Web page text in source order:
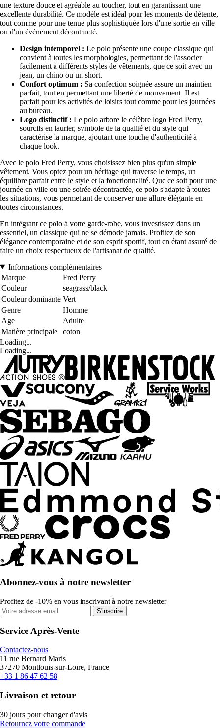
une texture douce et agréable au toucher, tout en garantissant une
excellente durabilité. Ce modèle est idéal pour les moments de détente,
tout comme pour une tenue plus sophistiquée lors d'une sortie en ville
ou d'un événement décontracté.
Design intemporel : Le polo présente une coupe classique qui
convient à toutes les morphologies, permettant de l'associer
facilement à différents styles de vêtements, que ce soit avec un
jean, un chino ou un short.
Confort optimum : Sa confection soignée assure un maintien
parfait, tout en permettant une liberté de mouvement. Il est
parfait pour les activités de loisirs tout comme pour les journées
au bureau.
Logo distinctif : Le polo arbore le célèbre logo Fred Perry,
sourcils en laurier, symbole de la qualité et du style qui
caractérise la marque, ajoutant une touche d'authenticité à
chaque look.
Avec le polo Fred Perry, vous choisissez bien plus qu'un simple
vêtement. Vous optez pour un héritage qui traverse le temps, un
équilibre parfait entre le style et la fonctionnalité. Que ce soit pour une
journée en ville ou une soirée décontractée, ce polo s'adapte à toutes
les situations, vous permettant de conserver une allure élégante en
toutes circonstances.
En intégrant ce polo à votre garde-robe, vous investissez dans un
essentiel, un classique qui ne se démode jamais. Profitez de son
élégance contemporaine et de son esprit sportif, tout en étant assuré de
faire un choix respectueux de l'artisanat de qualité.
Informations complémentaires
Marque
Fred Perry
Couleur
seagrass/black
Couleur dominante Vert
Genre
Homme
Age
Adulte
Matière principale
coton
Loading...
Loading...
Abonnez-vous à notre newsletter
Profitez de -10% en vous inscrivant à notre newsletter
S'inscrire
Service Après-Vente
Contactez-nous
11 rue Bernard Maris
37270 Montlouis-sur-Loire, France
+33 1 86 47 62 58
Livraison et retour
30 jours pour changer d'avis
Retournez votre commande